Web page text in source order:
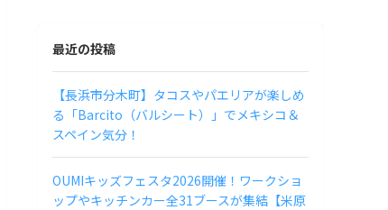
最近の投稿
【長浜市分木町】タコスやパエリアが楽しめ
る「Barcito（バルシート）」でメキシコ＆
スペイン気分！
OUMIキッズフェスタ2026開催！ワークショ
ップやキッチンカー全31ブースが集結【米原